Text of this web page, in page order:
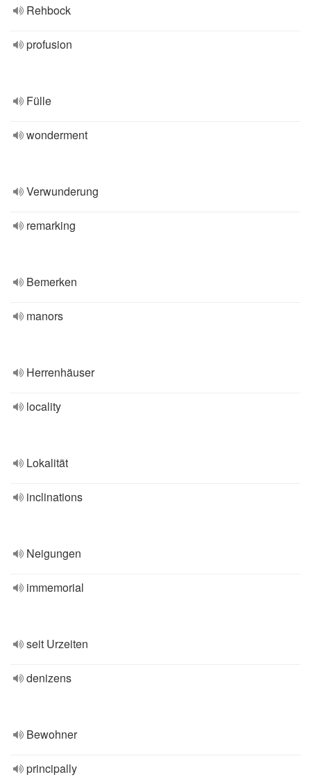
Rehbock
profusion
Fülle
wonderment
Verwunderung
remarking
Bemerken
manors
Herrenhäuser
locality
Lokalität
inclinations
Neigungen
immemorial
seit Urzeiten
denizens
Bewohner
principally